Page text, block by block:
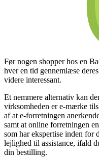
Før nogen shopper hos en
hver en tid gennemlæse
videre interessant.
Et nemmere alternativ kan
virksomheden er e-mærke
af at e-forretningen
samt at online forretningen
som har ekspertise inden for
lejlighed til assistance, ifald
din bestilling.